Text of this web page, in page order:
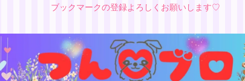
ブックマークの登録よろしくお願いします♡